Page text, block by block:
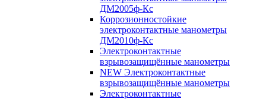
ДМ2005ф-Кс
Коррозионностойкие
электроконтактные манометры
ДМ2010ф-Кс
Электроконтактные
взрывозащищённые манометры
NEW Электроконтактные
взрывозащищённые манометры
Электроконтактные